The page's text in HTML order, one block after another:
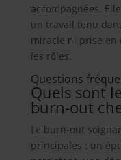
accompagnées.
un travail tenu
miracle ni prise en
les rôles.
Questions
Quels sont
burn-out
Le burn-out
principales : un